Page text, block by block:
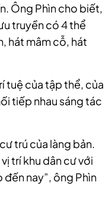
Ông Phìn cho biết,
truyền có 4 thể
hát mâm cỗ, hát
tuệ của tập thể, của
tiếp nhau sáng tác
trú của làng bản.
trí khu dân cư với
nay”, ông Phìn